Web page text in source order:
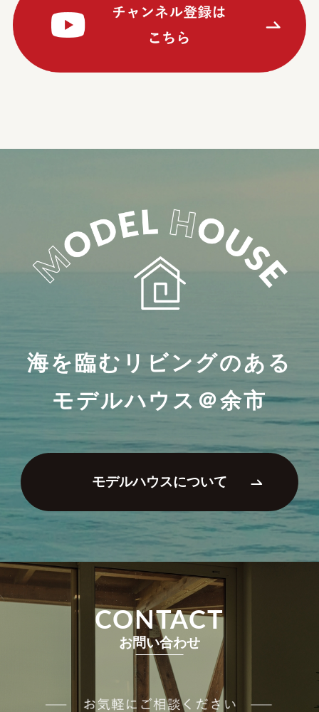
海を臨むリビングのある
モデルハウス＠余市
モデルハウスについて
CONTACT
お問い合わせ